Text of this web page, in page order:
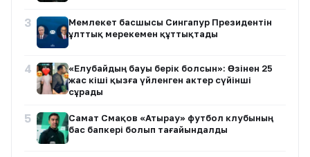
3
Мемлекет басшысы Сингапур Президентін
ұлттық мерекемен құттықтады
4
«Елубайдың бауы берік болсын»: Өзінен 25
жас кіші қызға үйленген актер сүйінші
сұрады
5
Самат Смақов «Атырау» футбол клубының
бас бапкері болып тағайындалды